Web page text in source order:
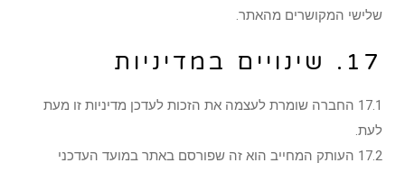
שלישי המקושרים מהאתר.
17. שינויים במדיניות
17.1 החברה שומרת לעצמה את הזכות לעדכן מדיניות זו מעת
לעת.
17.2 העותק המחייב הוא זה שפורסם באתר במועד העדכני